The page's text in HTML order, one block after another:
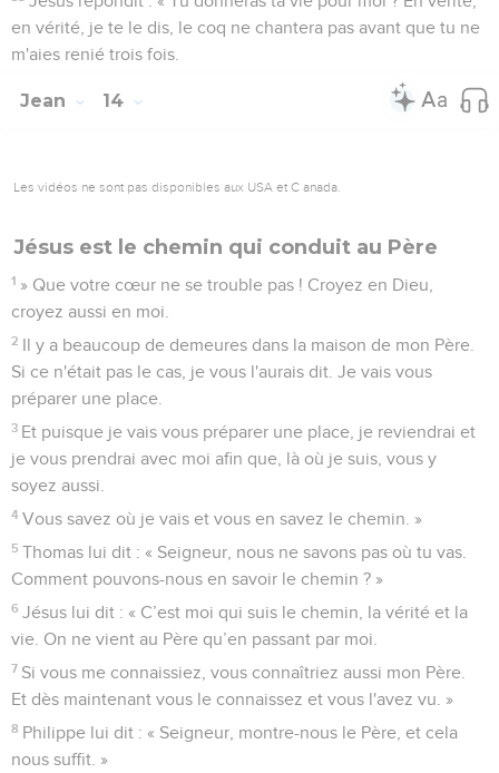
en vérité, je te le dis, le coq ne chantera pas avant que tu ne
m'aies renié trois fois.
Jean 14
Les vidéos ne sont pas disponibles aux USA et C anada.
Jésus est le chemin qui conduit au Père
1 » Que votre cœur ne se trouble pas ! Croyez en Dieu,
croyez aussi en moi.
2 Il y a beaucoup de demeures dans la maison de mon Père.
Si ce n'était pas le cas, je vous l'aurais dit. Je vais vous
préparer une place.
3 Et puisque je vais vous préparer une place, je reviendrai et
je vous prendrai avec moi afin que, là où je suis, vous y
soyez aussi.
4 Vous savez où je vais et vous en savez le chemin. »
5 Thomas lui dit : « Seigneur, nous ne savons pas où tu vas.
Comment pouvons-nous en savoir le chemin ? »
6 Jésus lui dit : « C’est moi qui suis le chemin, la vérité et la
vie. On ne vient au Père qu’en passant par moi.
7 Si vous me connaissiez, vous connaîtriez aussi mon Père.
Et dès maintenant vous le connaissez et vous l'avez vu. »
8 Philippe lui dit : « Seigneur, montre-nous le Père, et cela
nous suffit. »